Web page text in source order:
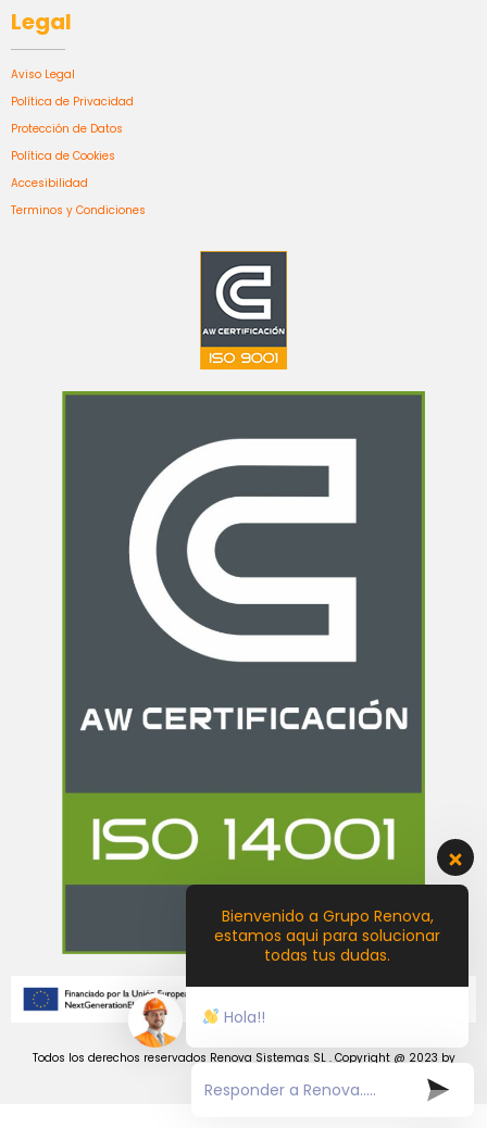
Legal
Aviso Legal
Política de Privacidad
Protección de Datos
Política de Cookies
Accesibilidad
Terminos y Condiciones
Todos los derechos reservados Renova Sistemas SL . Copyright @ 2023 by
Bienvenido a Grupo Renova,
estamos aqui para solucionar
todas tus dudas.
Hola!!